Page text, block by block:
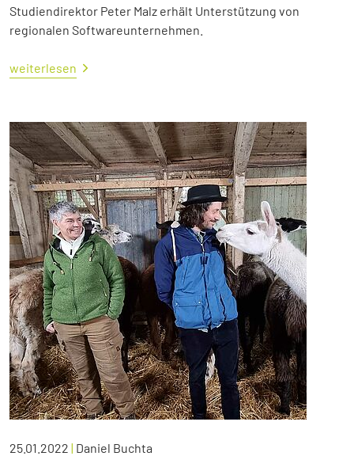
Studiendirektor Peter Malz erhält Unterstützung von
regionalen Softwareunternehmen.
weiterlesen
25.01.2022 | Daniel Buchta